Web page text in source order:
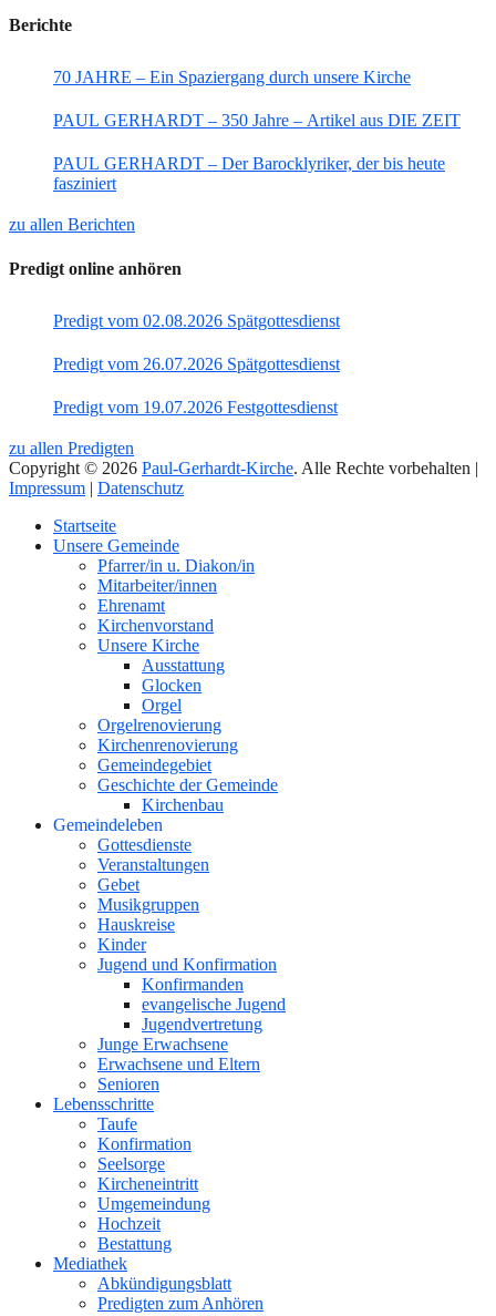
Berichte
70 JAHRE – Ein Spaziergang durch unsere Kirche
PAUL GERHARDT – 350 Jahre – Artikel aus DIE ZEIT
PAUL GERHARDT – Der Barocklyriker, der bis heute
fasziniert
zu allen Berichten
Predigt online anhören
Predigt vom 02.08.2026 Spätgottesdienst
Predigt vom 26.07.2026 Spätgottesdienst
Predigt vom 19.07.2026 Festgottesdienst
zu allen Predigten
Copyright © 2026 Paul-Gerhardt-Kirche. Alle Rechte vorbehalten |
Impressum | Datenschutz
oben
Startseite
Unsere Gemeinde
Pfarrer/in u. Diakon/in
Mitarbeiter/innen
Ehrenamt
Kirchenvorstand
Unsere Kirche
Ausstattung
Glocken
Orgel
Orgelrenovierung
Kirchenrenovierung
Gemeindegebiet
Geschichte der Gemeinde
Kirchenbau
Gemeindeleben
Gottesdienste
Veranstaltungen
Gebet
Musikgruppen
Hauskreise
Kinder
Jugend und Konfirmation
Konfirmanden
evangelische Jugend
Jugendvertretung
Junge Erwachsene
Erwachsene und Eltern
Senioren
Lebensschritte
Taufe
Konfirmation
Seelsorge
Kircheneintritt
Umgemeindung
Hochzeit
Bestattung
Mediathek
Abkündigungsblatt
Predigten zum Anhören